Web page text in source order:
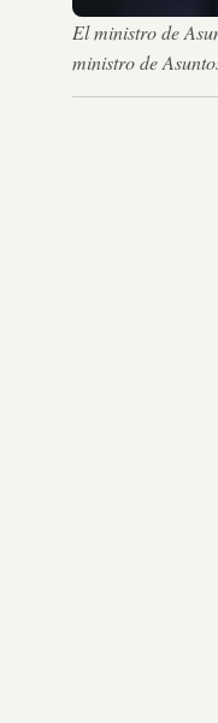
El ministro de
ministro de